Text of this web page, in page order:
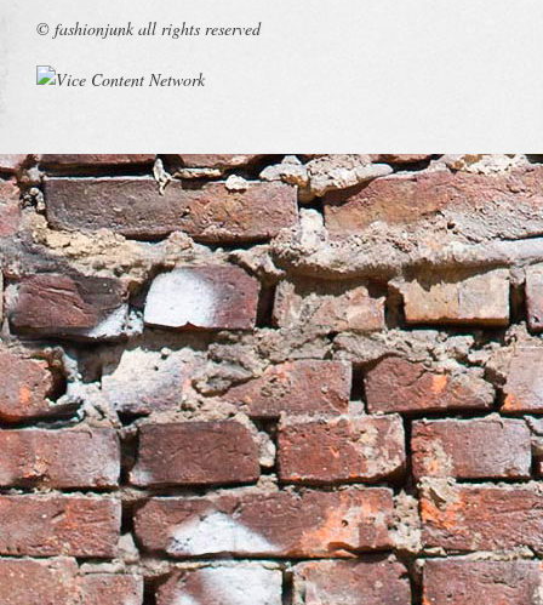
© fashionjunk all rights reserved